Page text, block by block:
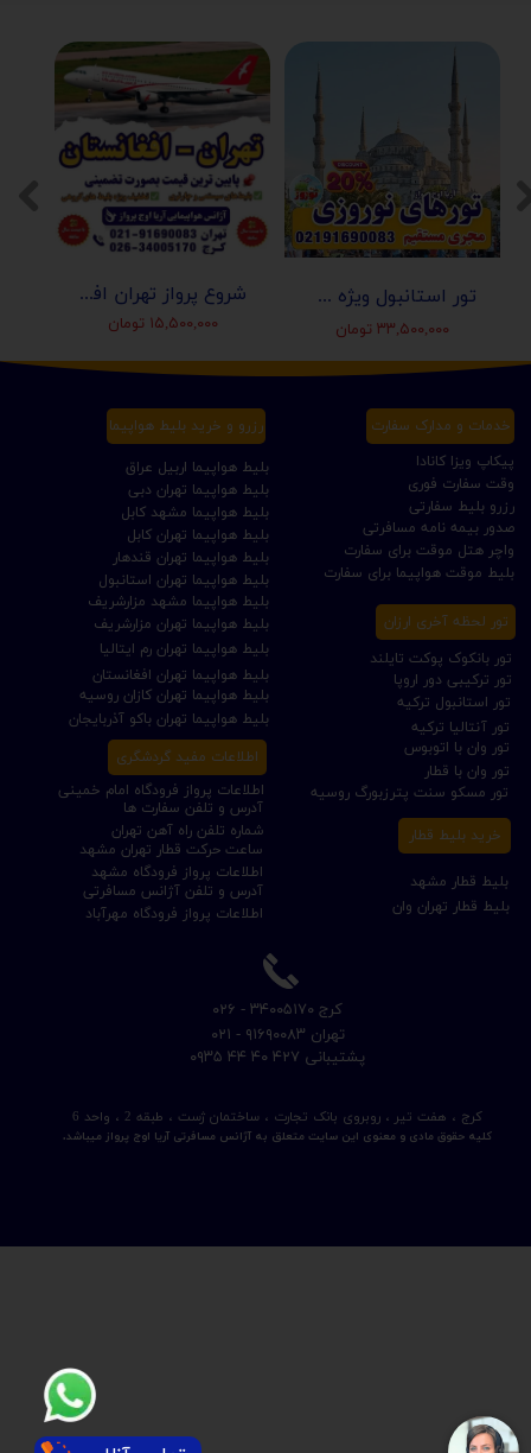
شروع پرواز تهران افغانستان (کابل-مزارشریف-هرات-قندهار)
۱۵,۵۰۰,۰۰۰ تومان
تور استانبول ویژه عید نوروز 1405 | مجری مستقیم ✈️
۳۳,۵۰۰,۰۰۰ تومان
کلیه حقوق مادی و معنوی این سایت متعلق به آژانس مسافرتی آریا اوج پرواز میباشد.
​تهران ۹۱۶۹۰۰۸۳ - ۰۲۱
کرج ، هفت تیر ، روبروی بانک تجارت ، ساختمان ژست ، طبقه 2 ، واحد 6
​کرج ۳۴۰۰۵۱۷۰ - ۰۲۶
​پشتیبانی ۴۲۷ ۴۰ ۴۴ ۰۹۳۵
تور ترکیبی دور اروپا
رزرو بلیط سفارتی
پیکاپ ویزا کانادا
بلیط هواپیما تهران کابل
بلیط هواپیما تهران مزارشریف
بلیط هواپیما مشهد کابل
بلیط هواپیما تهران قندهار
بلیط هواپیما تهران افغانستان
بلیط هواپیما مشهد مزارشریف
بلیط قطار تهران وان
بلیط قطار مشهد
بلیط موقت هواپیما برای سفارت
واچر هتل موقت برای سفارت
بلیط هواپیما تهران رم ایتالیا
اطلاعات پرواز فرودگاه امام خمینی
بلیط هواپیما تهران دبی
بلیط هواپیما تهران باکو آذربایجان
بلیط هواپیما تهران استانبول
بلیط هواپیما تهران کازان روسیه
بلیط هواپیما اربیل عراق
صدور بیمه نامه مسافرتی
تور آنتالیا ترکیه
تور استانبول ترکیه
تور مسکو سنت پترزبورگ روسیه
تور وان با قطار
تور بانکوک پوکت تایلند
تور وان با اتوبوس
ساعت حرکت قطار تهران مشهد
خرید بلیط قطار
خدمات و مدارک سفارت رزرو و خرید بلیط هواپیما
تور لحظه آخری ارزان
شماره تلفن راه آهن تهران
وقت سفارت فوری
اطلاعات پرواز فرودگاه مهرآباد
اطلاعات پرواز فرودگاه مشهد
آدرس و تلفن سفارت ها
آدرس و تلفن آژانس مسافرتی
اطلاعات مفید گردشگری